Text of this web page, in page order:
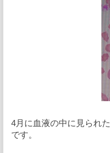
4月に血液の中に見られ
です。